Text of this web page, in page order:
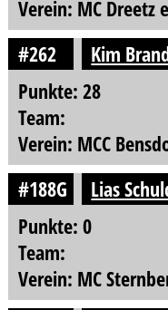
Verein: MC Dreetz
#262
Kim
Punkte: 28
Team:
Verein: MCC
#188G
Lias
Punkte: 0
Team:
Verein: MC